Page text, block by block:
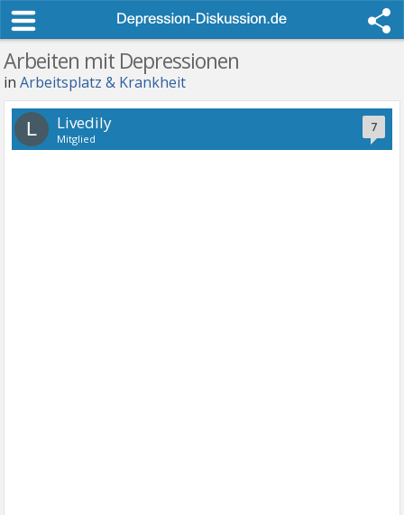
Arbeiten mit Depressionen
inArbeitsplatz & Krankheit
7
L Livedily
Mitglied